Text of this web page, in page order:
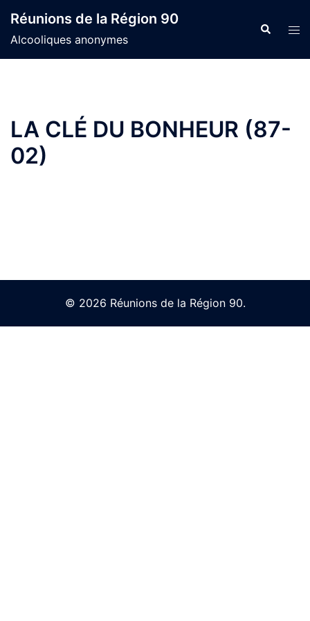
content
Réunions de la Région 90
Alcooliques anonymes
Search
LA CLÉ DU BONHEUR (87-
02)
© 2026 Réunions de la Région 90.